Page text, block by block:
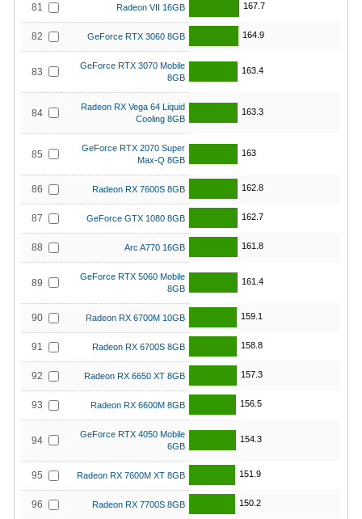
81 Radeon VII 16GB 167.7
82 GeForce RTX 3060 8GB 164.9
83
GeForce RTX 3070 Mobile
8GB
163.4
84
Radeon RX Vega 64 Liquid
Cooling 8GB
163.3
85
GeForce RTX 2070 Super
Max-Q 8GB
163
86 Radeon RX 7600S 8GB 162.8
87 GeForce GTX 1080 8GB 162.7
88 Arc A770 16GB 161.8
89
GeForce RTX 5060 Mobile
8GB
161.4
90 Radeon RX 6700M 10GB 159.1
91 Radeon RX 6700S 8GB 158.8
92 Radeon RX 6650 XT 8GB 157.3
93 Radeon RX 6600M 8GB 156.5
94
GeForce RTX 4050 Mobile
6GB
154.3
95 Radeon RX 7600M XT 8GB 151.9
96 Radeon RX 7700S 8GB 150.2